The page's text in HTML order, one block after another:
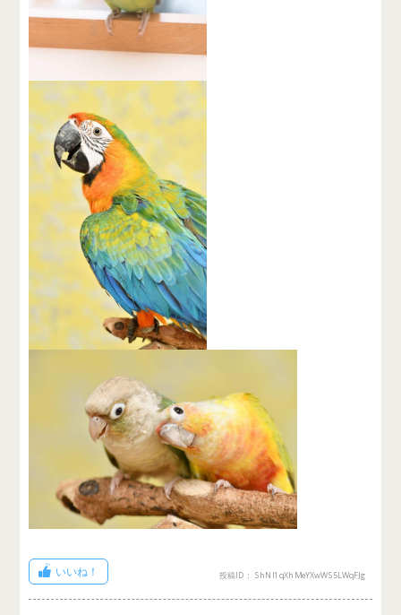
いいね！ 投稿ID： ShNl1qXhMeYXwWS5LWqFJg